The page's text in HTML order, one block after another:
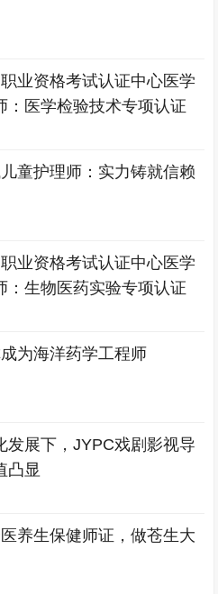
业资格考试认证中心医学
：医学检验技术专项认证
童护理师：实力铸就信赖
业资格考试认证中心医学
：生物医药实验专项认证
为海洋药学工程师
发展下，JYPC戏剧影视导
凸显
养生保健师证，做苍生大